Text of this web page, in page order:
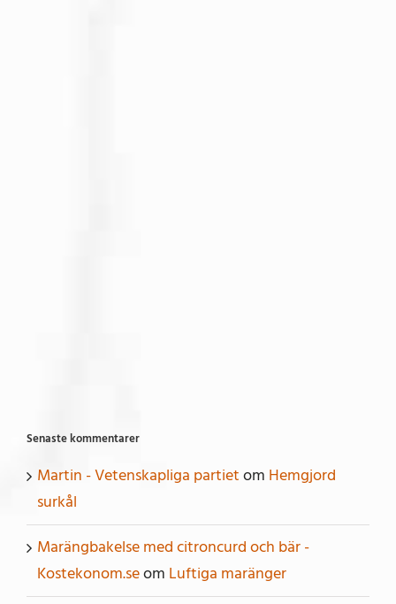
Senaste kommentarer
Martin - Vetenskapliga partietom Hemgjord
surkål
Marängbakelse med citroncurd och bär -
Kostekonom.seom Luftiga maränger